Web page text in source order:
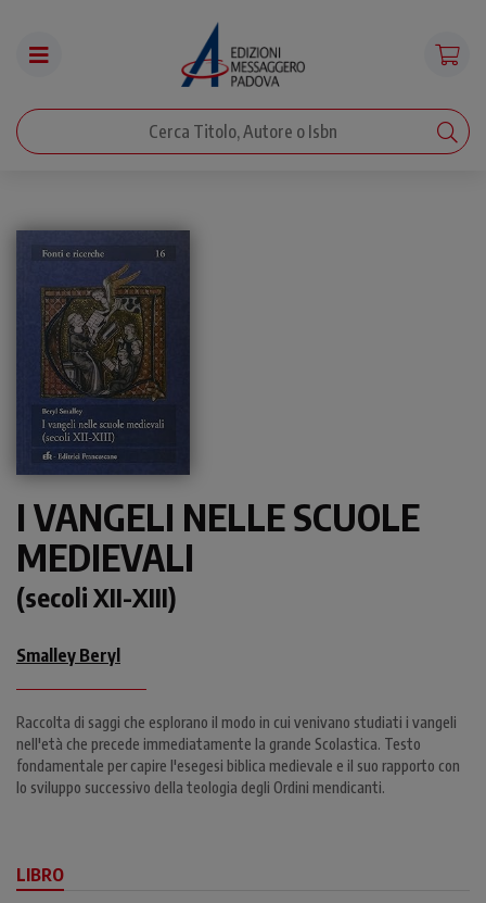
I VANGELI NELLE SCUOLE
MEDIEVALI
(secoli XII-XIII)
Smalley Beryl
Raccolta di saggi che esplorano il modo in cui venivano studiati i vangeli
nell'età che precede immediatamente la grande Scolastica. Testo
fondamentale per capire l'esegesi biblica medievale e il suo rapporto con
lo sviluppo successivo della teologia degli Ordini mendicanti.
LIBRO